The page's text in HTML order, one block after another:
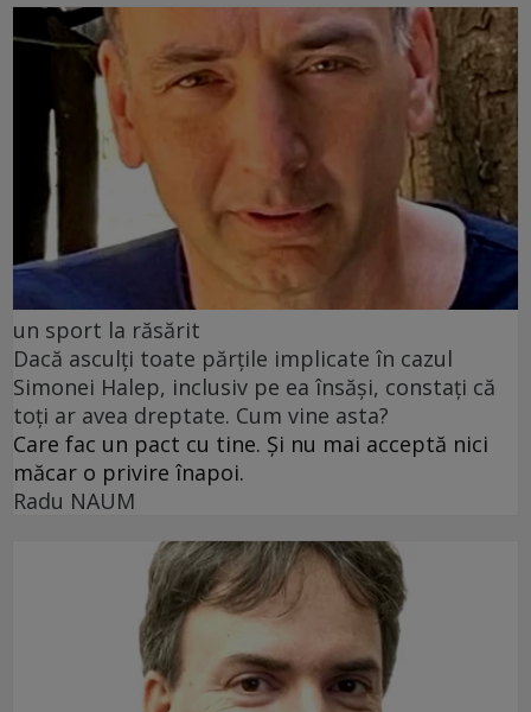
un sport la răsărit
Dacă asculți toate părțile implicate în cazul
Simonei Halep, inclusiv pe ea însăși, constați că
toți ar avea dreptate. Cum vine asta?
Care fac un pact cu tine. Și nu mai acceptă nici
măcar o privire înapoi.
Radu NAUM